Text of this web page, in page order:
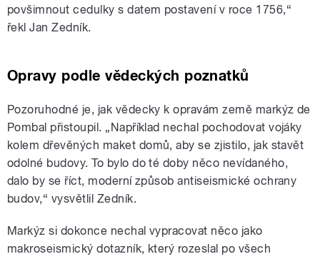
povšimnout cedulky s datem postavení v roce 1756,“
řekl Jan Zedník.
Opravy podle vědeckých poznatků
Pozoruhodné je, jak vědecky k opravám země markýz de
Pombal přistoupil. „Například nechal pochodovat vojáky
kolem dřevěných maket domů, aby se zjistilo, jak stavět
odolné budovy. To bylo do té doby něco nevídaného,
dalo by se říct, moderní způsob antiseismické ochrany
budov,“ vysvětlil Zedník.
Markýz si dokonce nechal vypracovat něco jako
makroseismický dotazník, který rozeslal po všech